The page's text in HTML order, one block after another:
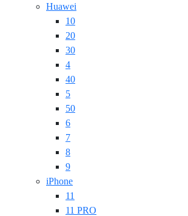
Huawei
10
20
30
4
40
5
50
6
7
8
9
iPhone
11
11 PRO